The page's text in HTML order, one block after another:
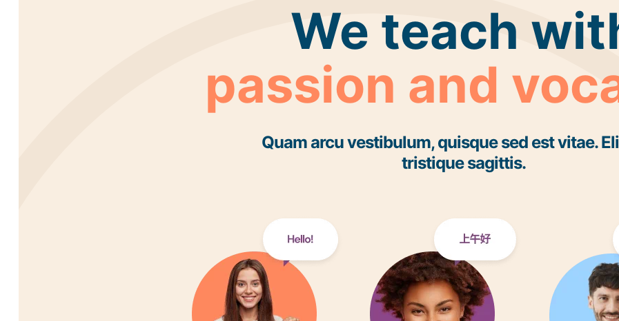
We teach
passion and
Quam arcu vestibulum, quisque sed est vitae.
tristique sagittis.